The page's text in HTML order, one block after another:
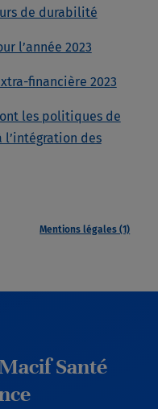
de durabilité
l’année 2023
financière 2023
les politiques de
des
Mentions légales (1)
Santé